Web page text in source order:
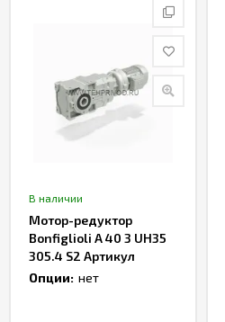
В наличии
Мотор-редуктор
Bonfiglioli A 40 3 UH35
305.4 S2 Артикул
TH233201
Опции: нет